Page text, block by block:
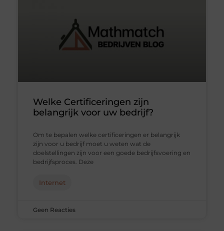
Welke Certificeringen zijn
belangrijk voor uw bedrijf?
Om te bepalen welke certificeringen er belangrijk
zijn voor u bedrijf moet u weten wat de
doelstellingen zijn voor een goede bedrijfsvoering en
bedrijfsproces. Deze
Internet
Geen Reacties